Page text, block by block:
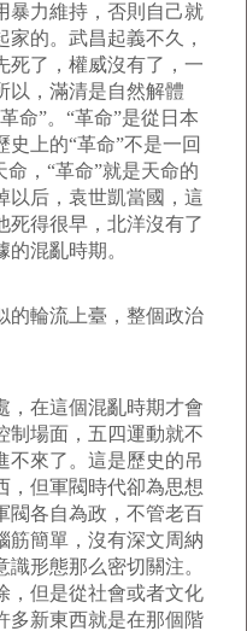
暴力維持，否則自己就
的。武昌起義不久，
死了，權威沒有了，一
以，滿清是自然解體
命”。“革命”是從日本
史上的“革命”不是一回
，“革命”就是天命的
以后，袁世凱當國，這
死得很早，北洋沒有了
混亂時期。
輪流上臺，整個政治
在這個混亂時期才會
制場面，五四運動就不
不來了。這是歷史的吊
，但軍閥時代卻為思想
閥各自為政，不管老百
筋簡單，沒有深文周納
形態那么密切關注。
，但是從社會或者文化
多新東西就是在那個階